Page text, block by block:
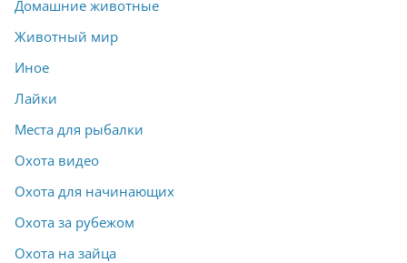
Домашние животные
Животный мир
Иное
Лайки
Места для рыбалки
Охота видео
Охота для начинающих
Охота за рубежом
Охота на зайца